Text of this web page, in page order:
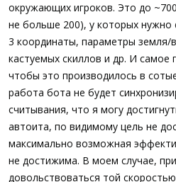
окружающих игроков. Это до
не больше 200), у которых нужно
3 координаты, параметры земля/
кастуемых скиллов и др. И самое
чтобы это производилось в
работа бота не будет
считывания, что я могу
автоита, по видимому цель не
максимально возможная
не достижима. В моем случае,
довольствоваться той